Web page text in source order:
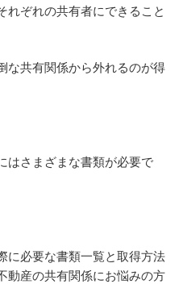
れぞれの共有者にできること
な共有関係から外れるのが得
はさまざまな書類が必要で
に必要な書類一覧と取得方法
動産の共有関係にお悩みの方